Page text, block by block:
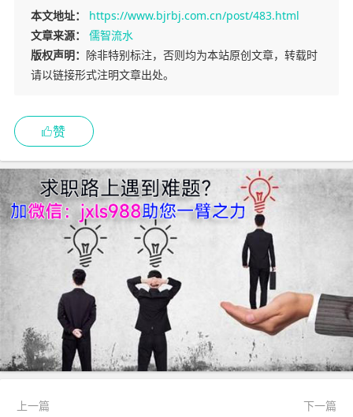
本文地址：
https://www.bjrbj.com.cn/post/483.html
文章来源：
儒智流水
版权声明： 除非特别标注，否则均为本站原创文章，转载时
请以链接形式注明文章出处。
赞
上一篇 下一篇